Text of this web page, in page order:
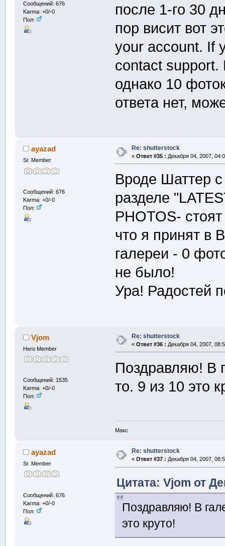
Сообщений: 676
Karma: +0/-0
Пол:
после 1-го 30
пор висит вот
your account. If
contact support.
однако 10
ответа нет,
ayazad
Sr. Member
Сообщений: 676
Karma: +0/-0
Пол:
Re: shutterstock
« Ответ #35 : Декабря 04, 2007,
Вроде Шаттер
разделе
PHOTOS-
что я принят в
галереи - 0
не было!
Ура! Радостей
Vjom
Hero Member
Сообщений: 1535
Karma: +0/-0
Пол:
Re: shutterstock
« Ответ #36 : Декабря 04, 2007,
Поздравляю! В
то. 9 из 10 это
Макс
ayazad
Sr. Member
Сообщений: 676
Karma: +0/-0
Пол:
Re: shutterstock
« Ответ #37 : Декабря 04, 2007,
Цитата: Vjom от
Поздравляю! В
это круто!